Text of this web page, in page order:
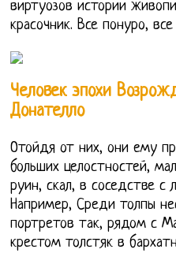
виртуозов истории
красочник. Все понуро, все
Человек эпохи
Донателло
Отойдя от них, они ему
больших целостностей,
руин, скал, в соседстве
Например, Среди толпы
портретов так, рядом с
крестом толстяк в